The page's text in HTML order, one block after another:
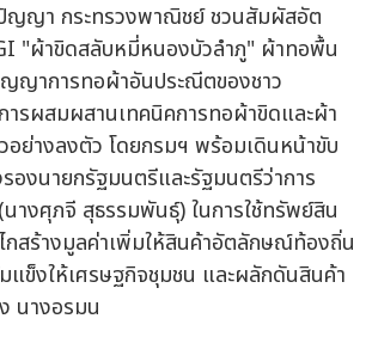
ญญา กระทรวงพาณิชย์ ชวนสัมผัสอัต
"ผ้าขิดสลับหมี่หนองบัวลำภู" ผ้าทอพื้น
ญาการทอผ้าอันประณีตของชาว
รผสมผสานเทคนิคการทอผ้าขิดและผ้า
อย่างลงตัว โดยกรมฯ พร้อมเดินหน้าขับ
องนายกรัฐมนตรีและรัฐมนตรีว่าการ
างศุภจี สุธรรมพันธุ์) ในการใช้ทรัพย์สิน
สร้างมูลค่าเพิ่มให้สินค้าอัตลักษณ์ท้องถิ่น
มแข็งให้เศรษฐกิจชุมชน และผลักดันสินค้า
นางอรมน